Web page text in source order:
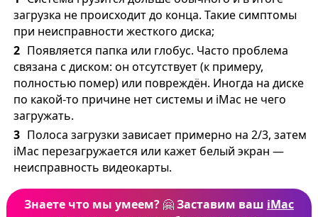
загрузка не происходит до конца. Такие симптомы
при неисправности жесткого диска;
Появляется папка или глобус. Часто проблема
связана с диском: он отсутствует (к примеру,
полностью помер) или повреждён. Иногда на диске
по какой-то причине нет системы и iMac не чего
загружать.
Полоса загрузки зависает примерно на 2/3, затем
iMac перезагружается или кажет белый экран —
неисправность видеокарты.
Знаете что мы умеем? 🤗Заставим ваш iMac